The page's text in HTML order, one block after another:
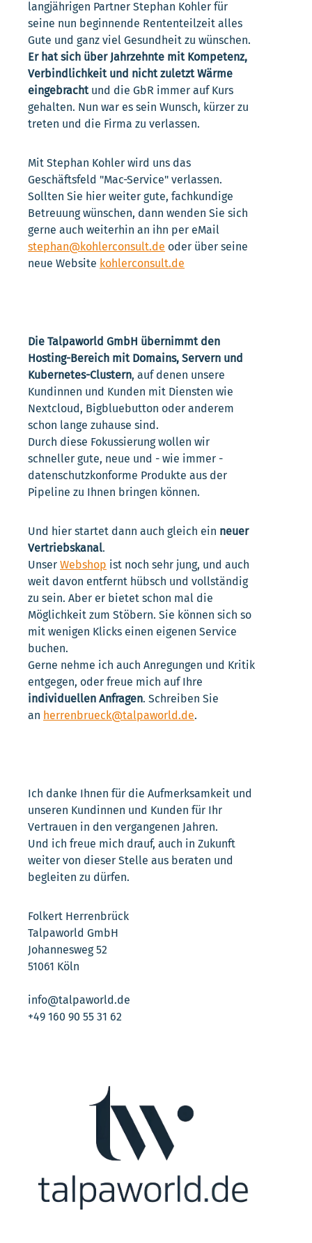
langjährigen Partner Stephan Kohler für
seine nun beginnende Rententeilzeit alles
Gute und ganz viel Gesundheit zu wünschen.
Er hat sich über Jahrzehnte mit Kompetenz,
Verbindlichkeit und nicht zuletzt Wärme
eingebrachtund die GbR immer auf Kurs
gehalten. Nun war es sein Wunsch, kürzer zu
treten und die Firma zu verlassen.
Mit Stephan Kohler wird uns das
Geschäftsfeld "Mac-Service" verlassen.
Sollten Sie hier weiter gute, fachkundige
Betreuung wünschen, dann wenden Sie sich
gerne auch weiterhin an ihn per eMail
stephan@kohlerconsult.de oder über seine
neue Website kohlerconsult.de
Die Talpaworld GmbH übernimmt den
Hosting-Bereich mit Domains, Servern und
Kubernetes-Clustern, auf denen unsere
Kundinnen und Kunden mit Diensten wie
Nextcloud, Bigbluebutton oder anderem
schon lange zuhause sind.
Durch diese Fokussierung wollen wir
schneller gute, neue und - wie immer -
datenschutzkonforme Produkte aus der
Pipeline zu Ihnen bringen können.
Und hier startet dann auch gleich ein neuer
Vertriebskanal.
Unser Webshop ist noch sehr jung, und auch
weit davon entfernt hübsch und vollständig
zu sein. Aber er bietet schon mal die
Möglichkeit zum Stöbern. Sie können sich so
mit wenigen Klicks einen eigenen Service
buchen.
Gerne nehme ich auch Anregungen und Kritik
entgegen, oder freue mich auf Ihre
individuellen Anfragen. Schreiben Sie
an herrenbrueck@talpaworld.de.
Ich danke Ihnen für die Aufmerksamkeit und
unseren Kundinnen und Kunden für Ihr
Vertrauen in den vergangenen Jahren.
Und ich freue mich drauf, auch in Zukunft
weiter von dieser Stelle aus beraten und
begleiten zu dürfen.
Folkert Herrenbrück
Talpaworld GmbH
Johannesweg 52
51061 Köln
info@talpaworld.de
+49 160 90 55 31 62